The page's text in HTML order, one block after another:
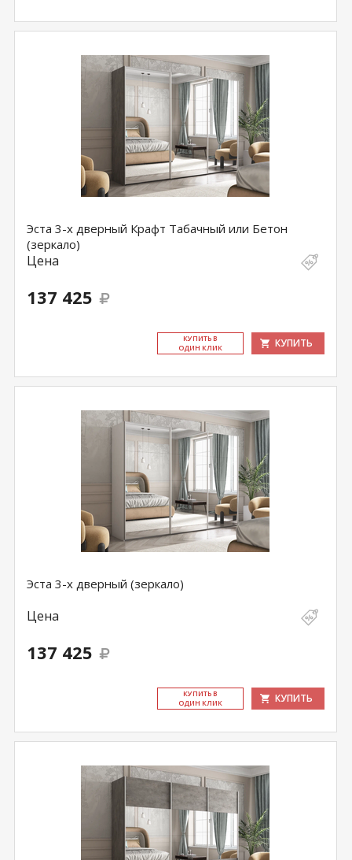
Эста 3-х дверный Крафт Табачный или Бетон
(зеркало)
Цена
137 425
КУ­ПИТЬ В
ОДИН КЛИК
КУПИТЬ
Эста 3-х дверный (зеркало)
Цена
137 425
КУ­ПИТЬ В
ОДИН КЛИК
КУПИТЬ